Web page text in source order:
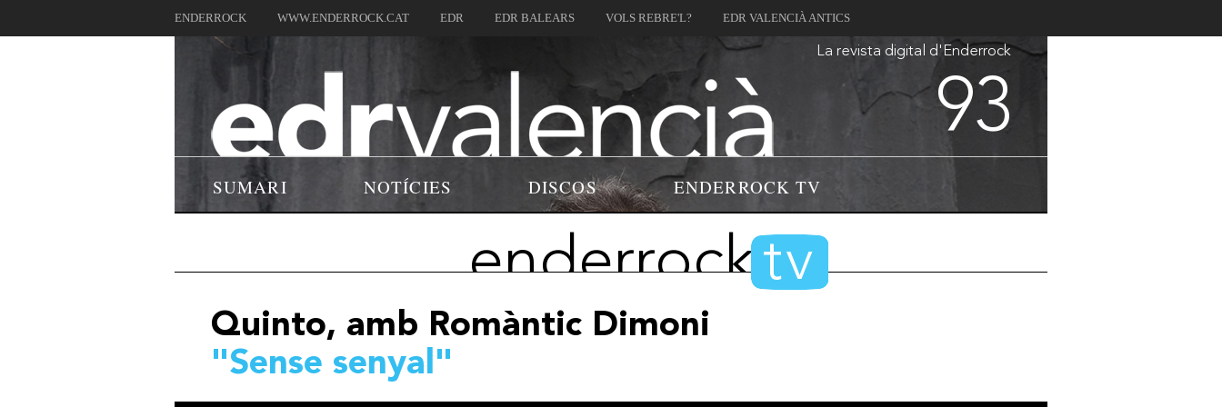
ENDERROCK WWW.ENDERROCK.CAT EDR EDR BALEARS VOLS REBRE'L? EDR VALENCIÀ ANTICS
La revista digital d'Enderrock
93
SUMARI NOTÍCIES DISCOS ENDERROCK TV
enderrocktv
Quinto, amb Romàntic Dimoni
"Sense senyal"